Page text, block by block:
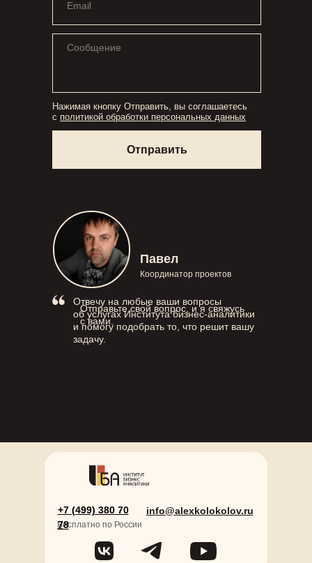
Павел
Координатор проектов
Отвечу на любые ваши вопросы
об услугах Института бизнес-аналитики
и помогу подобрать то, что решит вашу
задачу.
Нажимая кнопку Отправить, вы соглашаетесь
с политикой обработки персональных данных
Отправить
Отправьте свой вопрос, и я свяжусь
с вами.
+7 (499) 380 70
78
Бесплатно по России
info@alexkolokolov.ru